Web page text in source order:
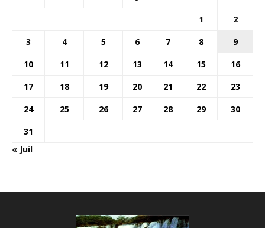
1
2
3
4 5 6 7 8
9
10
11 12 13 14 15
16
17
18 19 20 21 22
23
24
25 26 27 28 29
30
31
« Juil